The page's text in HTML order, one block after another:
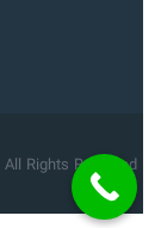
Rights Reserved.